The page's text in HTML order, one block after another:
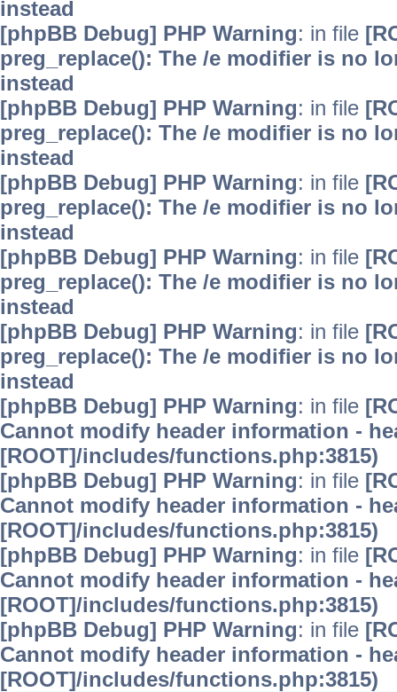
instead
[phpBB Debug] PHP Warning: in file
preg_replace(): The /e modifier is no
instead
[phpBB Debug] PHP Warning: in file
preg_replace(): The /e modifier is no
instead
[phpBB Debug] PHP Warning: in file
preg_replace(): The /e modifier is no
instead
[phpBB Debug] PHP Warning: in file
preg_replace(): The /e modifier is no
instead
[phpBB Debug] PHP Warning: in file
preg_replace(): The /e modifier is no
instead
[phpBB Debug] PHP Warning: in file
Cannot modify header information -
[ROOT]/includes/functions.php:3815)
[phpBB Debug] PHP Warning: in file
Cannot modify header information -
[ROOT]/includes/functions.php:3815)
[phpBB Debug] PHP Warning: in file
Cannot modify header information -
[ROOT]/includes/functions.php:3815)
[phpBB Debug] PHP Warning: in file
Cannot modify header information -
[ROOT]/includes/functions.php:3815)